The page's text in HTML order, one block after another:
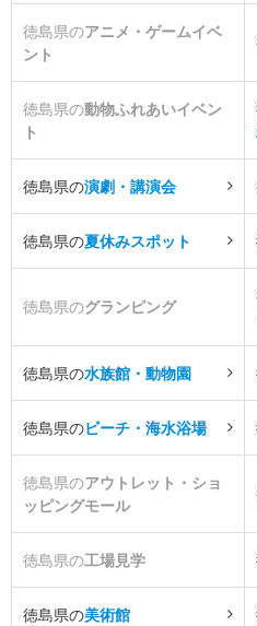
徳島県のアニメ・ゲームイベ
ント
徳島県の動物ふれあいイベン
ト
徳島県の演劇・講演会
徳島県の夏休みスポット
徳島県のグランピング
徳島県の水族館・動物園
徳島県のビーチ・海水浴場
徳島県のアウトレット・ショ
ッピングモール
徳島県の工場見学
徳島県の美術館